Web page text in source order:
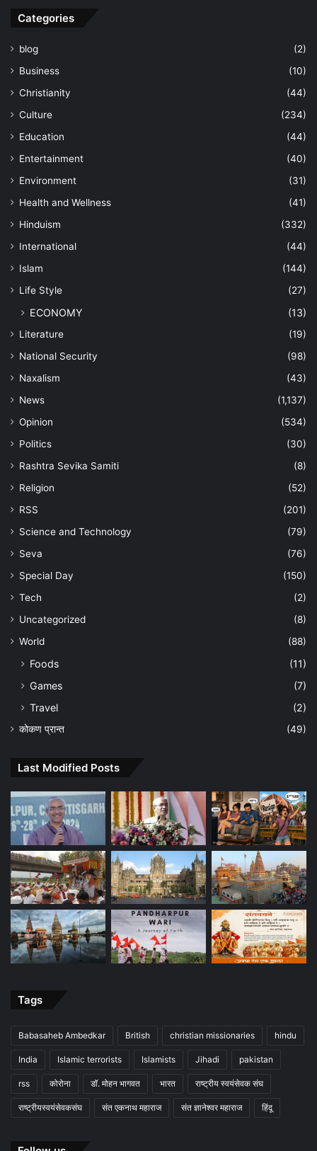
Categories
blog
(2)
Business
(10)
Christianity
(44)
Culture
(234)
Education
(44)
Entertainment
(40)
Environment
(31)
Health and Wellness
(41)
Hinduism
(332)
International
(44)
Islam
(144)
Life Style
(27)
ECONOMY (13)
Literature
(19)
National Security
(98)
Naxalism
(43)
News
(1,137)
Opinion
(534)
Politics
(30)
Rashtra Sevika Samiti
(8)
Religion
(52)
RSS
(201)
Science and Technology
(79)
Seva
(76)
Special Day
(150)
Tech
(2)
Uncategorized
(8)
World
(88)
Foods
(11)
Games
(7)
Travel
(2)
कोकण प्रान्त (49)
Last Modified Posts
Tags
Babasaheb Ambedkar British christian missionaries hindu
India Islamic terrorists Islamists Jihadi pakistan
rss कोरोना डॉ. मोहन भागवत भारत राष्ट्रीय स्वयंसेवक संघ
राष्ट्रीयस्वयंसेवकसंघ संत एकनाथ महाराज संत ज्ञानेश्वर महाराज हिंदू